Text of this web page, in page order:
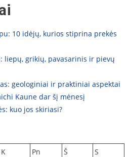
10 idėjų, kurios stiprina prekės
liepų, grikių, pavasarinis ir pievų
geologiniai ir praktiniai aspektai
Kaune dar šį mėnesį
kuo jos skiriasi?
K Pn Š
S